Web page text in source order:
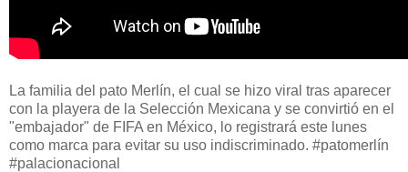
La familia del pato Merlín, el cual se hizo viral tras aparecer
con la playera de la Selección Mexicana y se convirtió en el
"embajador" de FIFA en México, lo registrará este lunes
como marca para evitar su uso indiscriminado. #patomerlín
#palacionacional